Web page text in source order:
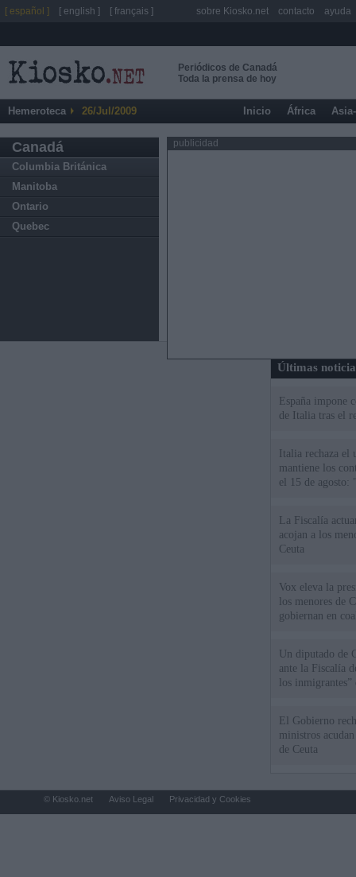
Periódicos de Canadá
Toda la prensa de hoy
Hemeroteca 26/Jul/2009 Inicio África
Canadá
Columbia Británica
Manitoba
Ontario
Quebec
publicidad
Últimas
España impone
de Italia tras el
Italia rechaza
mantiene los
el 15 de agosto:
La Fiscalía
acojan a los
Ceuta
Vox eleva la
los menores de
gobiernan en
Un diputado de
ante la Fiscalía
los inmigrantes”
El Gobierno
ministros
de Ceuta
[ español ] [ english ] [ français ] sobre Kiosko.net contacto ayuda
© Kiosko.net Aviso Legal Privacidad y Cookies